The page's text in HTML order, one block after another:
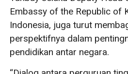
Embassy of the Republic of
Indonesia, juga turut
perspektifnya dalam
pendidikan antar negara.